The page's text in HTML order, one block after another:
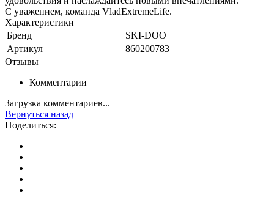
С уважением, команда VladExtremeLife.
Характеристики
Бренд
SKI-DOO
Артикул
860200783
Отзывы
Комментарии
Загрузка комментариев...
Вернуться назад
Поделиться: